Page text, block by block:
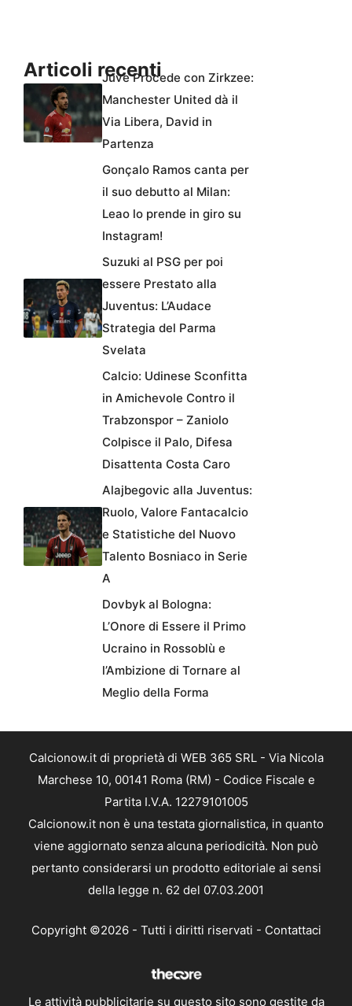
Articoli recentiJuve Procede con Zirkzee:
Manchester United dà il
Via Libera, David in
Partenza
Gonçalo Ramos canta per
il suo debutto al Milan:
Leao lo prende in giro su
Instagram!
Suzuki al PSG per poi
essere Prestato alla
Juventus: L’Audace
Strategia del Parma
Svelata
Calcio: Udinese Sconfitta
in Amichevole Contro il
Trabzonspor – Zaniolo
Colpisce il Palo, Difesa
Disattenta Costa Caro
Alajbegovic alla Juventus:
Ruolo, Valore Fantacalcio
e Statistiche del Nuovo
Talento Bosniaco in Serie
A
Dovbyk al Bologna:
L’Onore di Essere il Primo
Ucraino in Rossoblù e
l’Ambizione di Tornare al
Meglio della Forma
Calcionow.it di proprietà di WEB 365 SRL - Via Nicola
Marchese 10, 00141 Roma (RM) - Codice Fiscale e
Partita I.V.A. 12279101005
Calcionow.it non è una testata giornalistica, in quanto
viene aggiornato senza alcuna periodicità. Non può
pertanto considerarsi un prodotto editoriale ai sensi
della legge n. 62 del 07.03.2001
Copyright ©2026 - Tutti i diritti riservati - Contattaci
Le attività pubblicitarie su questo sito sono gestite da